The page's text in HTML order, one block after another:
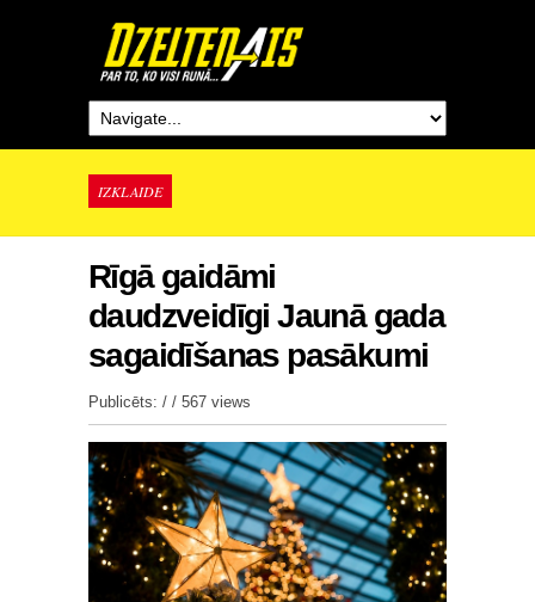
IZKLAIDE
Rīgā gaidāmi
daudzveidīgi Jaunā gada
sagaidīšanas pasākumi
Publicēts: / / 567 views